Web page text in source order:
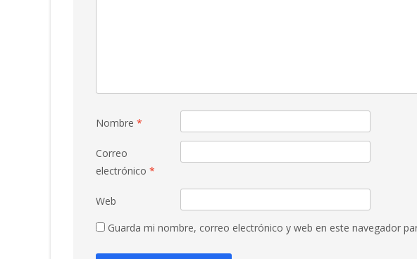
Nombre *
Correo
electrónico *
Web
Guarda mi nombre, correo electrónico y web en este navegador